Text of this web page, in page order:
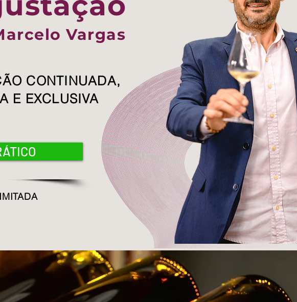
CONTINUADA,
E EXCLUSIVA
Vargas